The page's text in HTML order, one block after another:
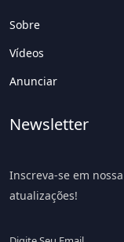
Sobre
Vídeos
Anunciar
Newsletter
Inscreva-se em
atualizações!